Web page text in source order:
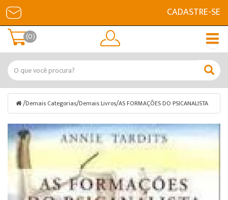
CADASTRE-SE
(0)
/Demais Categorias/Demais Livros/AS FORMAÇÕES DO PSICANALISTA